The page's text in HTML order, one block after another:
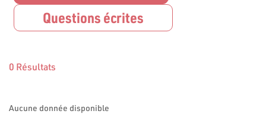
Questions écrites
0 Résultats
Aucune donnée disponible